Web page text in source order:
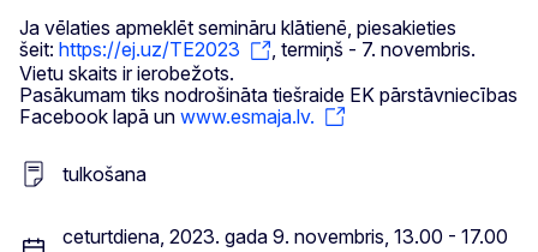
Ja vēlaties apmeklēt semināru klātienē, piesakieties
šeit: https://ej.uz/TE2023
, termiņš - 7. novembris.
Vietu skaits ir ierobežots.
Pasākumam tiks nodrošināta tiešraide EK pārstāvniecības
Facebook lapā un www.esmaja.lv.
tulkošana
ceturtdiena, 2023. gada 9. novembris, 13.00 - 17.00